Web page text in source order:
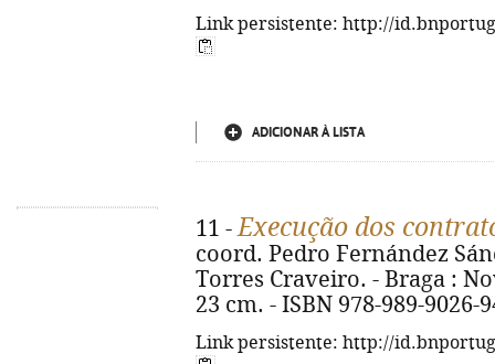
Link persistente: http://
ADICIONAR À LISTA
11 -Execução dos
coord. Pedro Fernández
Torres Craveiro. - Braga :
23 cm. - ISBN 978-989-9026-
Link persistente: http://